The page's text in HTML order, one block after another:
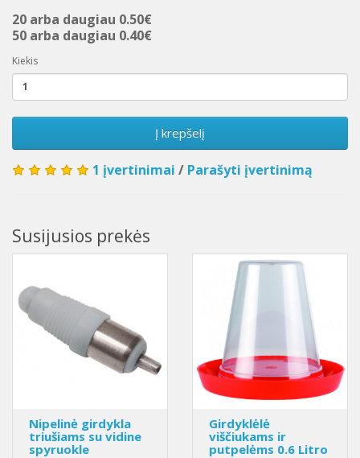
20 arba daugiau 0.50€
50 arba daugiau 0.40€
Kiekis
Į krepšelį
1 įvertinimai / Parašyti įvertinimą
Susijusios prekės
Nipelinė girdykla
triušiams su vidine
spyruokle
Girdyklėlė
viščiukams ir
putpelėms 0.6 Litro